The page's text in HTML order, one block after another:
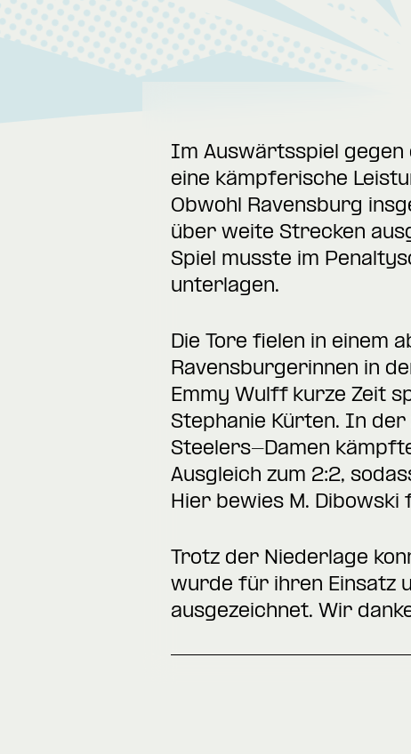
Im Auswärtsspiel gegen
eine kämpferische
Obwohl Ravensburg
über weite Strecken
Spiel musste im
unterlagen.
Die Tore fielen in einem
Ravensburgerinnen in
Emmy Wulff kurze Zeit
Stephanie Kürten. In der
Steelers-Damen
Ausgleich zum 2:2,
Hier bewies M.
Trotz der Niederlage
wurde für ihren Einsatz
ausgezeichnet. Wir